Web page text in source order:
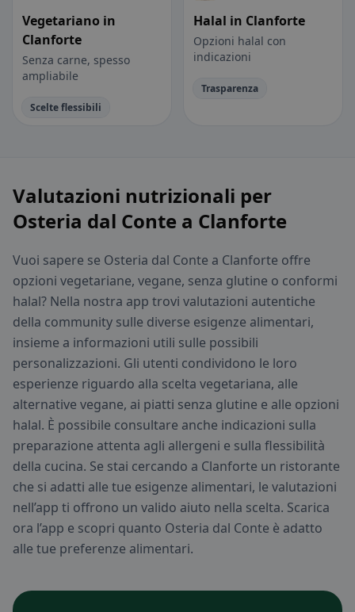
Vegetariano in
Clanforte
Senza carne, spesso
ampliabile
Scelte flessibili
Halal in Clanforte
Opzioni halal con
indicazioni
Trasparenza
Valutazioni nutrizionali per
Osteria dal Conte a Clanforte
Vuoi sapere se Osteria dal Conte a Clanforte offre
opzioni vegetariane, vegane, senza glutine o conformi
halal? Nella nostra app trovi valutazioni autentiche
della community sulle diverse esigenze alimentari,
insieme a informazioni utili sulle possibili
personalizzazioni. Gli utenti condividono le loro
esperienze riguardo alla scelta vegetariana, alle
alternative vegane, ai piatti senza glutine e alle opzioni
halal. È possibile consultare anche indicazioni sulla
preparazione attenta agli allergeni e sulla flessibilità
della cucina. Se stai cercando a Clanforte un ristorante
che si adatti alle tue esigenze alimentari, le valutazioni
nell’app ti offrono un valido aiuto nella scelta. Scarica
ora l’app e scopri quanto Osteria dal Conte è adatto
alle tue preferenze alimentari.